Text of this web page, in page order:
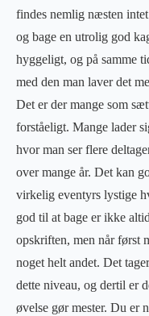
findes nemlig næsten
og bage en utrolig god
hyggeligt, og på samme
med den man laver det
Det er der mange som
forståeligt. Mange lader
hvor man ser flere
over mange år. Det kan
virkelig eventyrs lystige
god til at bage er ikke
opskriften, men når først
noget helt andet. Det
dette niveau, og dertil er
øvelse gør mester. Du er